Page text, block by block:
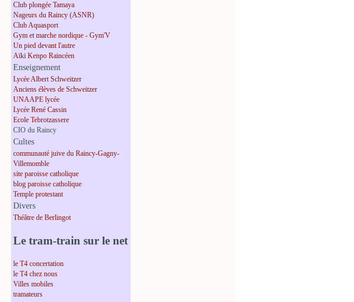
Club plongée Tamaya
Nageurs du Raincy (ASNR)
Club Aquasport
Gym et marche nordique - Gym'V
Un pied devant l'autre
Aïki Kenpo Raincéen
Enseignement
Lycée Albert Schweitzer
Anciens élèves de Schweitzer
UNAAPE lycée
Lycée René Cassin
Ecole Tebrotzassere
CIO du Raincy
Cultes
communauté juive du Raincy-Gagny-
Villemomble
site paroisse catholique
blog paroisse catholique
Temple protestant
Divers
Théâtre de Berlingot
Le tram-train sur le net
le T4 concertation
le T4 chez nous
Villes mobiles
tramateurs